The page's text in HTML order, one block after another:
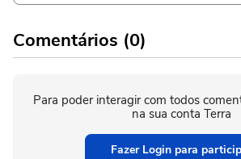
Comentários (0)
Para poder interagir com todos
na sua conta Terra
Fazer Login para